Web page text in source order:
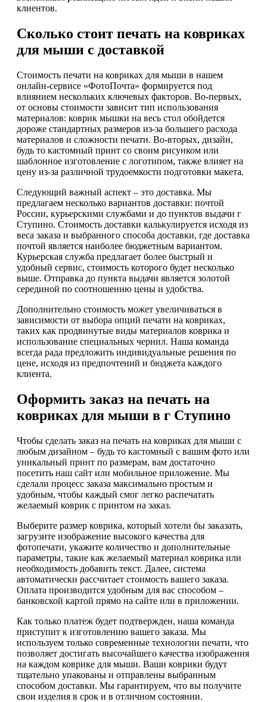
клиентов.
Сколько стоит печать на ковриках
для мыши с доставкой
Стоимость печати на ковриках для мыши в нашем
онлайн-сервисе «ФотоПочта» формируется под
влиянием нескольких ключевых факторов. Во-первых,
от основы стоимости зависит тип использования
материалов: коврик мышки на весь стол обойдется
дороже стандартных размеров из-за большего расхода
материалов и сложности печати. Во-вторых, дизайн,
будь то кастомный принт со своим рисунком или
шаблонное изготовление с логотипом, также влияет на
цену из-за различной трудоемкости подготовки макета.
Следующий важный аспект – это доставка. Мы
предлагаем несколько вариантов доставки: почтой
России, курьерскими службами и до пунктов выдачи г
Ступино. Стоимость доставки калькулируется исходя из
веса заказа и выбранного способа доставки, где доставка
почтой является наиболее бюджетным вариантом.
Курьерская служба предлагает более быстрый и
удобный сервис, стоимость которого будет несколько
выше. Отправка до пункта выдачи является золотой
серединой по соотношению цены и удобства.
Дополнительно стоимость может увеличиваться в
зависимости от выбора опций печати на ковриках,
таких как продвинутые виды материалов коврика и
использование специальных чернил. Наша команда
всегда рада предложить индивидуальные решения по
цене, исходя из предпочтений и бюджета каждого
клиента.
Оформить заказ на печать на
ковриках для мыши в г Ступино
Чтобы сделать заказ на печать на ковриках для мыши с
любым дизайном – будь то кастомный с вашим фото или
уникальный принт по размерам, вам достаточно
посетить наш сайт или мобильное приложение. Мы
сделали процесс заказа максимально простым и
удобным, чтобы каждый смог легко распечатать
желаемый коврик с принтом на заказ.
Выберите размер коврика, который хотели бы заказать,
загрузите изображение высокого качества для
фотопечати, укажите количество и дополнительные
параметры, такие как желаемый материал коврика или
необходимость добавить текст. Далее, система
автоматически рассчитает стоимость вашего заказа.
Оплата производится удобным для вас способом –
банковской картой прямо на сайте или в приложении.
Как только платеж будет подтвержден, наша команда
приступит к изготовлению вашего заказа. Мы
используем только современные технологии печати, что
позволяет достигать высочайшего качества изображения
на каждом коврике для мыши. Ваши коврики будут
тщательно упакованы и отправлены выбранным
способом доставки. Мы гарантируем, что вы получите
свои изделия в срок и в отличном состоянии.